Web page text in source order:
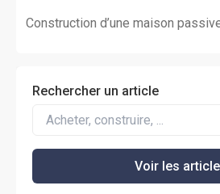
Construction d’une maison
Rechercher un article